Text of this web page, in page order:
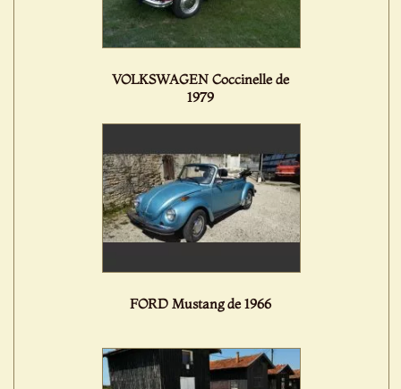
VOLKSWAGEN Coccinelle de
1979
FORD Mustang de 1966